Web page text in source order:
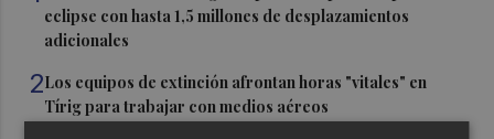
eclipse con hasta 1,5 millones de desplazamientos
adicionales
2Los equipos de extinción afrontan horas "vitales" en
Tírig para trabajar con medios aéreos